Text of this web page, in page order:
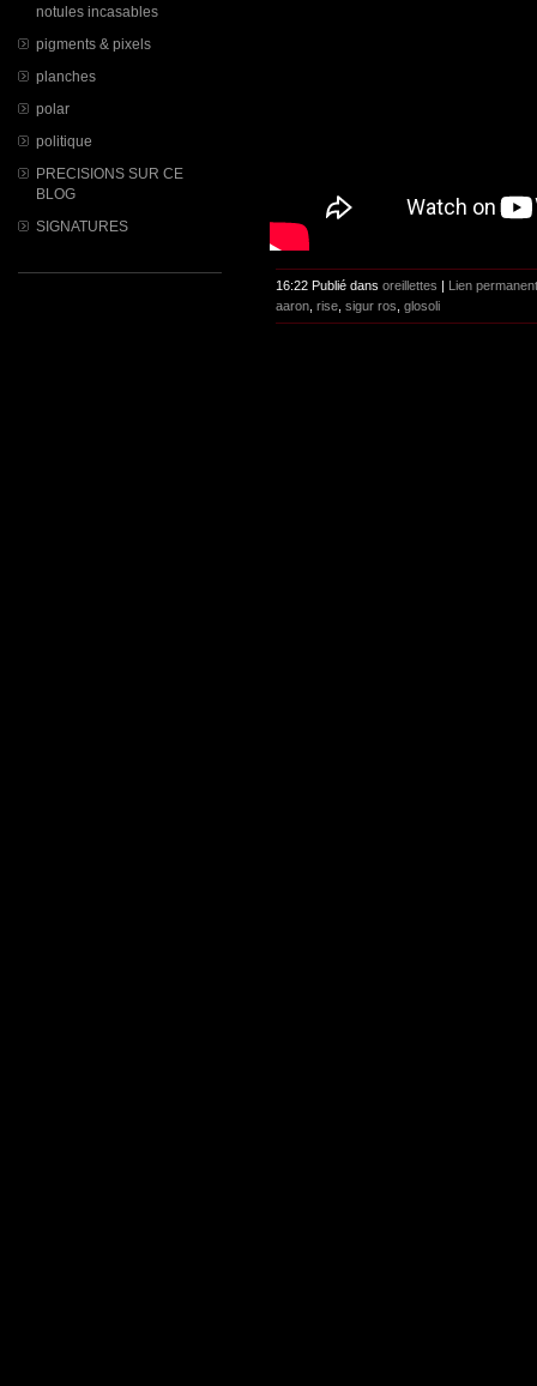
notules incasables
pigments & pixels
planches
polar
politique
PRECISIONS SUR CE
BLOG
SIGNATURES
16:22 Publié dans oreillettes | Lien permanent
aaron rise sigur ros glosoli